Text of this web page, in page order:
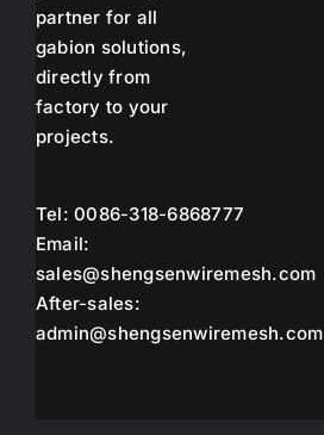
partner for all
gabion solutions,
directly from
factory to your
projects.
Tel: 0086-318-6868777
Email:
sales@shengsenwiremesh.com
After-sales:
admin@shengsenwiremesh.com